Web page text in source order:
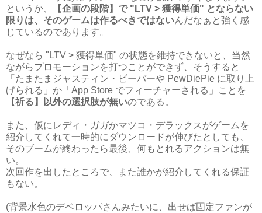
というか、
【企画の段階】で "LTV > 獲得単価" とならない
限りは、そのゲームは作るべきではないんだなぁと強く感
じているのであります。
なぜなら "LTV > 獲得単価" の状態を維持できないと、当然
ながらプロモーションを打つことができず、そうすると
「たまたまジャスティン・ビーバーや PewDiePie に取り上
げられる」か「App Store でフィーチャーされる」ことを
【祈る】以外の選択肢が無いのである。
また、仮にレディ・ガガかマツコ・デラックスがゲームを
紹介してくれて一時的にダウンロードが伸びたとしても、
そのブームが終わったら最後、何もとれるアクションは無
い。
次回作を出したところで、また誰かが紹介してくれる保証
もない。
(背景水色のデベロッパさんみたいに、出せば固定ファンが